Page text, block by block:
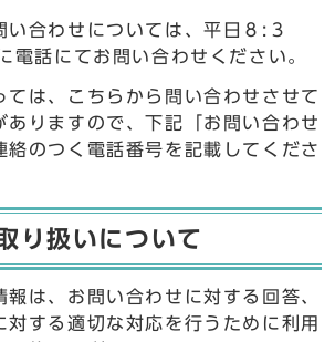
い合わせについては、平日８:３
電話にてお問い合わせください。
ては、こちらから問い合わせさせて
ありますので、下記「お問い合わせ
絡のつく電話番号を記載してくださ
り扱いについて
報は、お問い合わせに対する回答、
対する適切な対応を行うために利用